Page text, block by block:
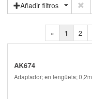
Añadir filtros
« 1 2
AK674
Adaptador; en lengüeta; 0,2m